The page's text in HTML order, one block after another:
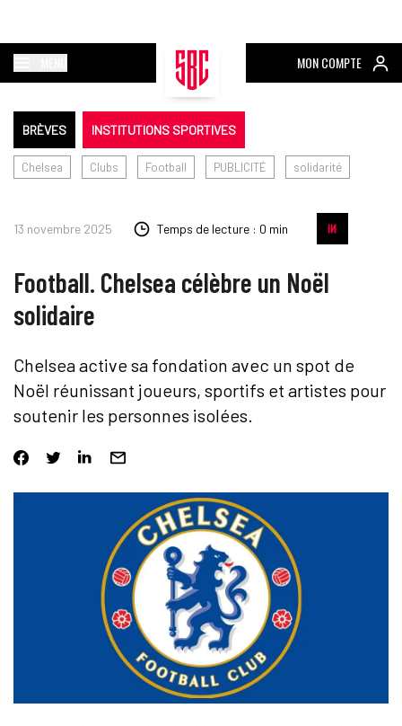
MON COMPTE
BRÈVES INSTITUTIONS SPORTIVES
Chelsea Clubs Football PUBLICITÉ solidarité
13 novembre 2025 Temps de lecture : 0 min
Football. Chelsea célèbre un Noël
solidaire
Chelsea active sa fondation avec un spot de
Noël réunissant joueurs, sportifs et artistes pour
soutenir les personnes isolées.